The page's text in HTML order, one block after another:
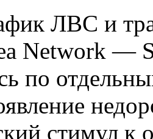
ЛВС и
Network —
по
стимул к